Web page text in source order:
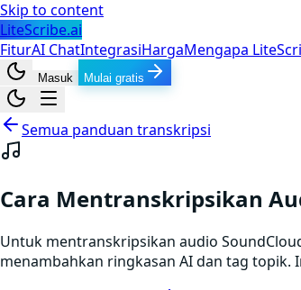
Skip to content
LiteScribe.ai
FiturAI ChatIntegrasiHargaMengapa
Masuk Mulai gratis
Semua panduan transkripsi
Cara Mentranskripsikan
Untuk mentranskripsikan audio
menambahkan ringkasan AI dan tag topik.